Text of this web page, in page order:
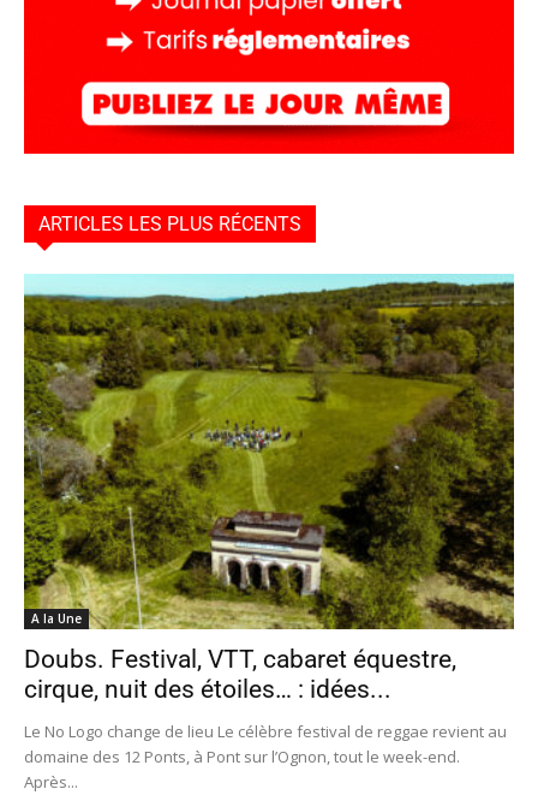
ARTICLES LES PLUS RÉCENTS
A la Une
Doubs. Festival, VTT, cabaret équestre,
cirque, nuit des étoiles… : idées...
Le No Logo change de lieu Le célèbre festival de reggae revient au
domaine des 12 Ponts, à Pont sur l’Ognon, tout le week-end.
Après...